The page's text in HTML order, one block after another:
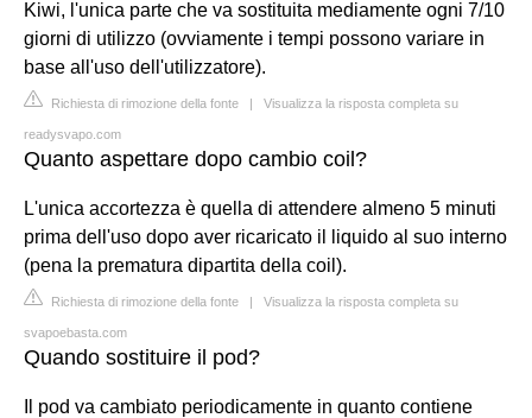
Kiwi, l'unica parte che va sostituita mediamente ogni 7/10
giorni di utilizzo (ovviamente i tempi possono variare in
base all'uso dell'utilizzatore).
Richiesta di rimozione della fonte | Visualizza la risposta completa su
readysvapo.com
Quanto aspettare dopo cambio coil?
L'unica accortezza è quella di attendere almeno 5 minuti
prima dell'uso dopo aver ricaricato il liquido al suo interno
(pena la prematura dipartita della coil).
Richiesta di rimozione della fonte | Visualizza la risposta completa su
svapoebasta.com
Quando sostituire il pod?
Il pod va cambiato periodicamente in quanto contiene